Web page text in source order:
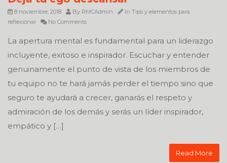
8 noviembre, 2018 By RMCAdmin In Tips y elementos para
reflexionar
No Comments
La apertura mental es fundamental para un liderazgo
incluyente, exitoso e inspirador. Escuchar y entender
genuinamente el punto de vista de los miembros de
tu equipo no te hará jamás perder el tiempo sino que
seguro te ayudará a crecer, ganarás el respeto y
admiración de los demás y serás un líder inspirador,
empático y […]
Read More